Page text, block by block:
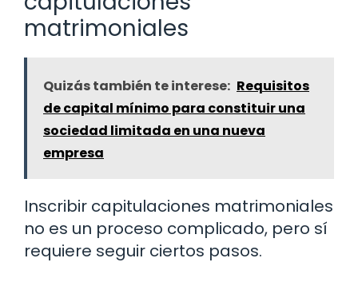
matrimoniales
Quizás también te interese: Requisitos
de capital mínimo para constituir una
sociedad limitada en una nueva
empresa
Inscribir capitulaciones matrimoniales
no es un proceso complicado, pero sí
requiere seguir ciertos pasos.